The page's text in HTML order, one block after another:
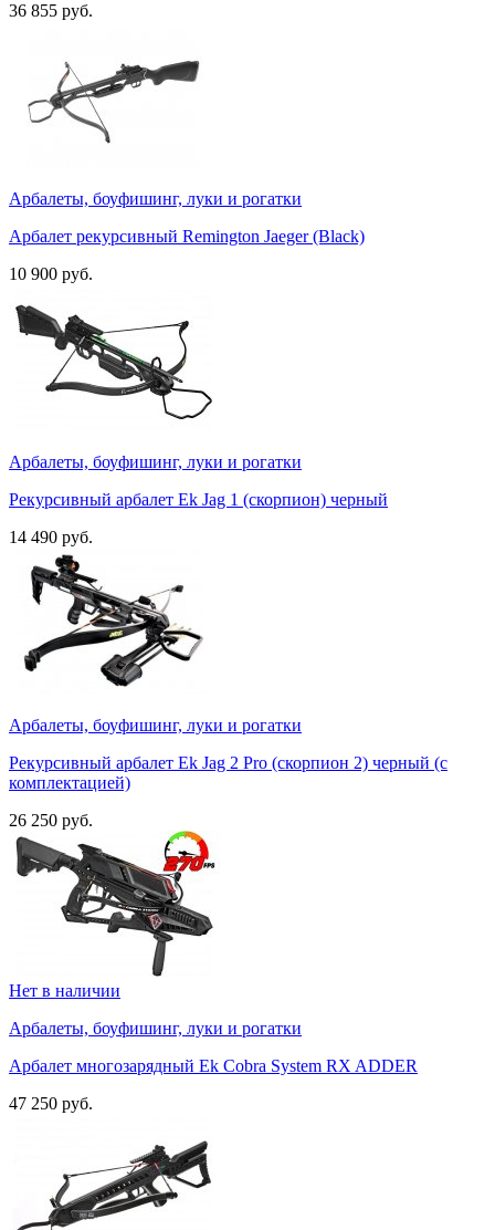
36 855 руб.
Арбалеты, боуфишинг, луки и рогатки
Арбалет рекурсивный Remington Jaeger (Black)
10 900 руб.
Арбалеты, боуфишинг, луки и рогатки
Рекурсивный арбалет Ek Jag 1 (скорпион) черный
14 490 руб.
Арбалеты, боуфишинг, луки и рогатки
Рекурсивный арбалет Ek Jag 2 Pro (скорпион 2) черный (c
комплектацией)
26 250 руб.
Нет в наличии
Арбалеты, боуфишинг, луки и рогатки
Арбалет многозарядный Ek Cobra System RX ADDER
47 250 руб.